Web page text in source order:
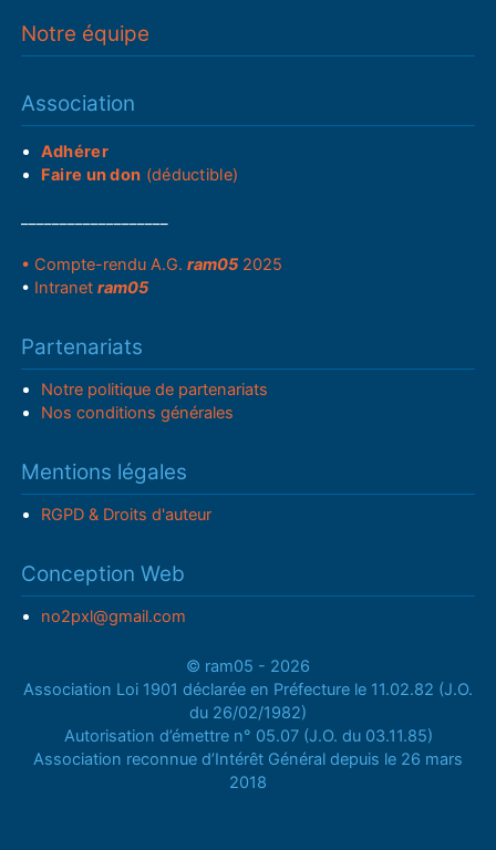
Notre équipe
Association
Adhérer
Faire un don (déductible)
• Compte-rendu A.G.ram05 2025
• Intranetram05
Partenariats
Notre politique de partenariats
Nos conditions générales
Mentions légales
RGPD & Droits d'auteur
Conception Web
no2pxl@gmail.com
© ram05 - 2026
Association Loi 1901 déclarée en Préfecture le 11.02.82 (J.O.
du 26/02/1982)
Autorisation d’émettre n° 05.07 (J.O. du 03.11.85)
Association reconnue d’Intérêt Général depuis le 26 mars
2018